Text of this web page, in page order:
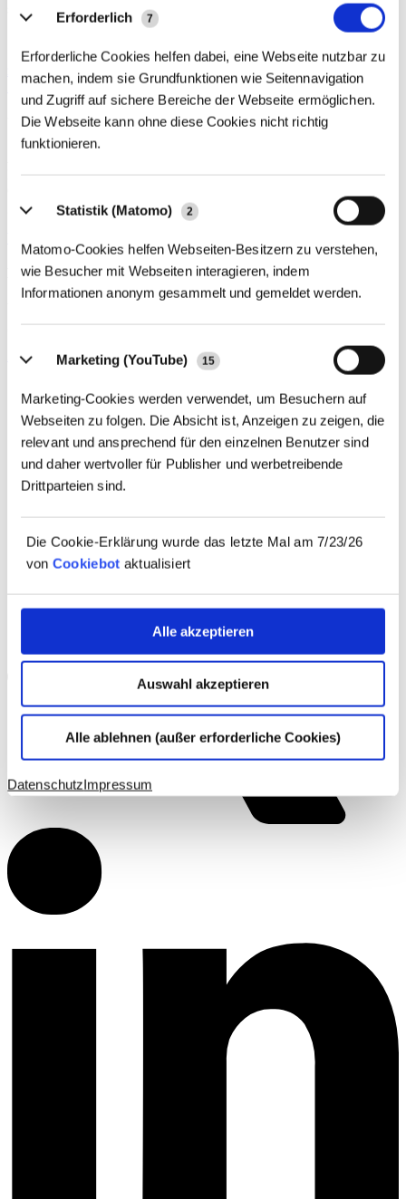
Erforderlich 7
Erforderliche Cookies helfen dabei, eine Webseite nutzbar zu
machen, indem sie Grundfunktionen wie Seitennavigation
und Zugriff auf sichere Bereiche der Webseite ermöglichen.
Die Webseite kann ohne diese Cookies nicht richtig
funktionieren.
Statistik (Matomo) 2
Matomo-Cookies helfen Webseiten-Besitzern zu verstehen,
wie Besucher mit Webseiten interagieren, indem
Informationen anonym gesammelt und gemeldet werden.
Marketing (YouTube) 15
Marketing-Cookies werden verwendet, um Besuchern auf
Webseiten zu folgen. Die Absicht ist, Anzeigen zu zeigen, die
relevant und ansprechend für den einzelnen Benutzer sind
und daher wertvoller für Publisher und werbetreibende
Drittparteien sind.
Die Cookie-Erklärung wurde das letzte Mal am 7/23/26
von Cookiebot aktualisiert
Alle akzeptieren
Auswahl akzeptieren
Alle ablehnen (außer erforderliche Cookies)
DatenschutzImpressum
schenkungsteuerliche Fragen.
zum Kalender hinzufügen
Zurück
Über die dhpg
Mitarbeiter:innen Familienunternehmen und Mittelständler,
gemeinnützige Organisationen und Privatpersonen.
Kontakt
gern telefonisch (+49 228 81000 0) oder perE-Mailkontaktieren.
Zum Kontakt